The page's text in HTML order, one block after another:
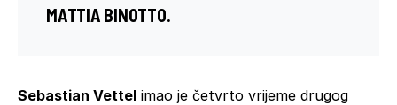
MATTIA BINOTTO.
Sebastian Vettel imao je četvrto vrijeme drugog